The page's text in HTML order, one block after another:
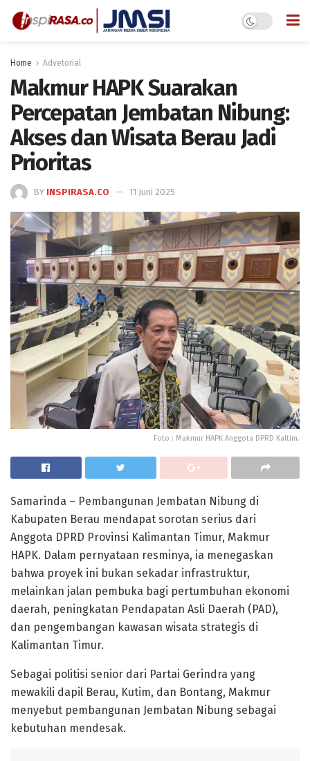
Home Advetorial
Makmur HAPK Suarakan
Percepatan Jembatan Nibung:
Akses dan Wisata Berau Jadi
Prioritas
BY INSPIRASA.CO 11 Juni 2025
Foto : Makmur HAPK Anggota DPRD Kaltim.
Samarinda – Pembangunan Jembatan Nibung di
Kabupaten Berau mendapat sorotan serius dari
Anggota DPRD Provinsi Kalimantan Timur, Makmur
HAPK. Dalam pernyataan resminya, ia menegaskan
bahwa proyek ini bukan sekadar infrastruktur,
melainkan jalan pembuka bagi pertumbuhan ekonomi
daerah, peningkatan Pendapatan Asli Daerah (PAD),
dan pengembangan kawasan wisata strategis di
Kalimantan Timur.
Sebagai politisi senior dari Partai Gerindra yang
mewakili dapil Berau, Kutim, dan Bontang, Makmur
menyebut pembangunan Jembatan Nibung sebagai
kebutuhan mendesak.